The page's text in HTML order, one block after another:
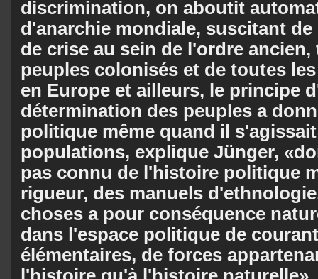
discrimination, on aboutit
d'anarchie mondiale, suscitant
de crise au sein de l'ordre
peuples colonisés et de toutes
en Europe et ailleurs, le principe
détermination des peuples a
politique même quand il
populations, explique Jünger,
pas connu de l'histoire politique
rigueur, des manuels
choses a pour conséquence
dans l'espace politique de
élémentaires, de forces